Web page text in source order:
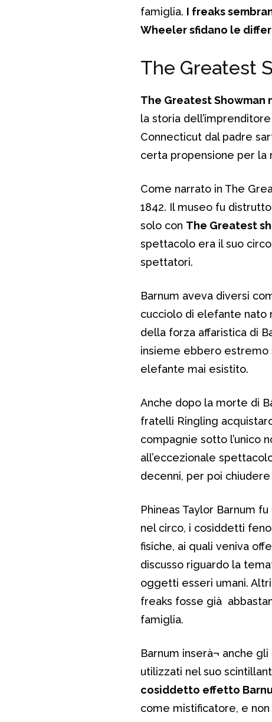
famiglia. I freaks
Wheeler sfidano le
The Greatest
The Greatest Showman
la storia
Connecticut dal padre
certa propensione per la
Come narrato in The
1842. Il museo fu
solo con The Greatest
spettacolo era il suo
spettatori.
Barnum aveva diversi
cucciolo di elefante nato
della forza affaristica di
insieme ebbero estremo
elefante mai esistito.
Anche dopo la morte di
fratelli Ringling
compagnie sotto l’unico
all’eccezionale
decenni, per poi
Phineas Taylor Barnum
nel circo, i cosiddetti
fisiche, ai quali veniva
discusso riguardo la
oggetti esseri umani.
freaks fosse già
famiglia.
Barnum inserà¬ anche
utilizzati nel suo
cosiddetto effetto
come mistificatore, e